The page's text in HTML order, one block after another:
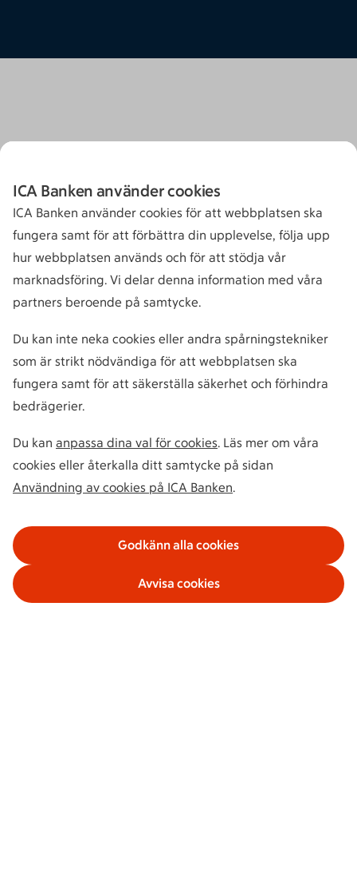
ICA Banken använder cookies
ICA Banken använder cookies för att webbplatsen ska
fungera samt för att förbättra din upplevelse, följa upp
hur webbplatsen används och för att stödja vår
marknadsföring. Vi delar denna information med våra
partners beroende på samtycke.
Du kan inte neka cookies eller andra spårningstekniker
som är strikt nödvändiga för att webbplatsen ska
fungera samt för att säkerställa säkerhet och förhindra
bedrägerier.
Du kan anpassa dina val för cookies. Läs mer om våra
cookies eller återkalla ditt samtycke på sidan
Användning av cookies på ICA Banken.
Godkänn alla cookies
Avvisa cookies